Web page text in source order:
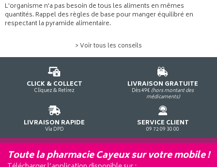
L'organisme n'a pas besoin de tous les aliments en mêmes
quantités. Rappel des règles de base pour manger équilibré en
respectant la pyramide alimentaire.
> Voir tous les conseils
CLICK & COLLECT
Cliquez & Retirez
LIVRAISON GRATUITE
Dès 49€ (hors montant des
médicaments)
LIVRAISON RAPIDE
Via DPD
SERVICE CLIENT
09 72 09 30 00
Toute la pharmacie Cayeux sur votre mobile !